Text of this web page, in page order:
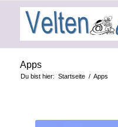
Apps
Du bist hier: Startseite / Apps